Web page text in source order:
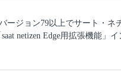
バージョン79以上でサート・ネ
netizen Edge用拡張機能」